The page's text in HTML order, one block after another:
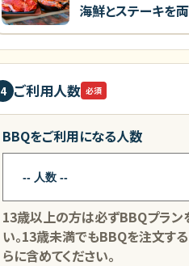
海鮮とステーキを
4 ご利用人数 必須
BBQをご利用になる人数
13歳以上の方は必ずBBQプラン
い。13歳未満でもBBQを注文す
らに含めてください。